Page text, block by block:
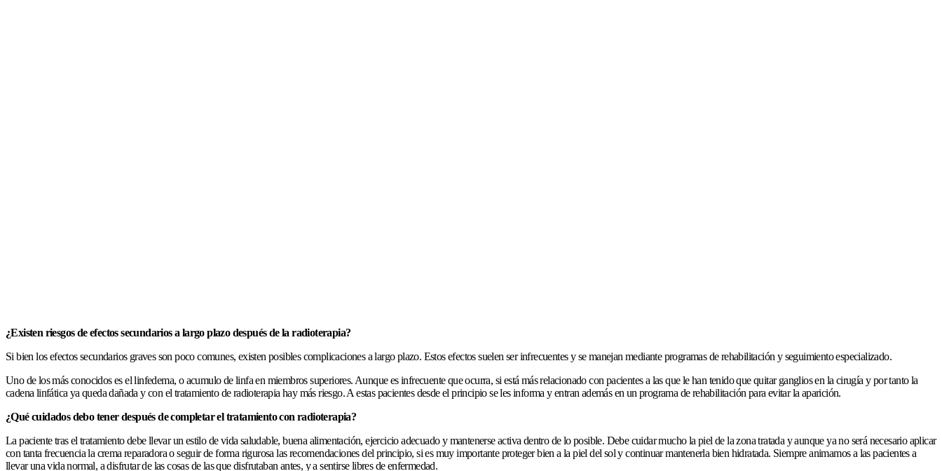
¿Existen riesgos de efectos secundarios a largo plazo después de la radioterapia?
Si bien los efectos secundarios graves son poco comunes, existen posibles complicaciones a largo plazo. Estos efectos suelen ser infrecuentes y se manejan mediante programas de rehabilitación y seguimiento especializado.
Uno de los más conocidos es el linfedema, o acumulo de linfa en miembros superiores. Aunque es infrecuente que ocurra, si está más relacionado con pacientes a las que le han tenido que quitar ganglios en la cirugía y por tanto la
cadena linfática ya queda dañada y con el tratamiento de radioterapia hay más riesgo. A estas pacientes desde el principio se les informa y entran además en un programa de rehabilitación para evitar la aparición.
¿Qué cuidados debo tener después de completar el tratamiento con radioterapia?
La paciente tras el tratamiento debe llevar un estilo de vida saludable, buena alimentación, ejercicio adecuado y mantenerse activa dentro de lo posible. Debe cuidar mucho la piel de la zona tratada y aunque ya no será necesario aplicar
con tanta frecuencia la crema reparadora o seguir de forma rigurosa las recomendaciones del principio, si es muy importante proteger bien a la piel del sol y continuar mantenerla bien hidratada. Siempre animamos a las pacientes a
llevar una vida normal, a disfrutar de las cosas de las que disfrutaban antes, y a sentirse libres de enfermedad.